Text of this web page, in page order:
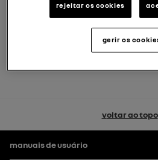
ainda pode pesquisar o veículo
voltar ao topo
Rodapé
manuais de usuário
rejeitar os cookies
gerir os